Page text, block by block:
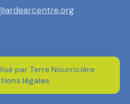
par Terre Nourricière
légales